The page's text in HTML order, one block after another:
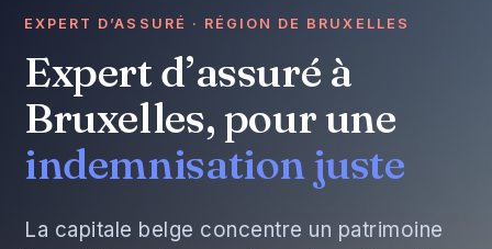
EXPERT D’ASSURÉ · RÉGION DE BRUXELLES
Expert d’assuré à
Bruxelles, pour une
indemnisation juste
La capitale belge concentre un patrimoine